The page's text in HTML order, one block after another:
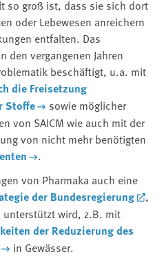
so groß ist, dass sie sich dort
oder Lebewesen anreichern
entfalten. Das
den vergangenen Jahren
beschäftigt, u.a. mit
die Freisetzung
Stoffe
sowie möglicher
von SAICM wie auch mit der
von nicht mehr benötigten
.
von Pharmaka auch eine
der Bundesregierung
,
wird, z.B. mit
der Reduzierung des
in Gewässer.